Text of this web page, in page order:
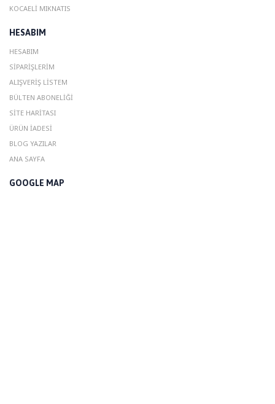
KOCAELI MIKNATIS
HESABIM
HESABIM
SIPARIŞLERIM
ALIŞVERIŞ LISTEM
BÜLTEN ABONELIĞI
SITE HARITASI
ÜRÜN İADESI
BLOG YAZILAR
ANA SAYFA
GOOGLE MAP